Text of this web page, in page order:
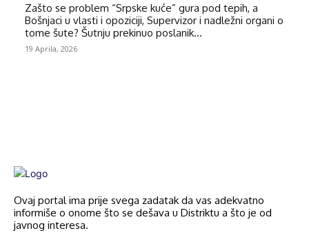
Zašto se problem “Srpske kuće” gura pod tepih, a
Bošnjaci u vlasti i opoziciji, Supervizor i nadležni organi o
tome šute? Šutnju prekinuo poslanik...
19 Aprila, 2026
Ovaj portal ima prije svega zadatak da vas adekvatno
informiše o onome što se dešava u Distriktu a što je od
javnog interesa.